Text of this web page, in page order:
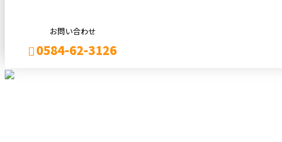
お問い合わせ
0584-62-3126